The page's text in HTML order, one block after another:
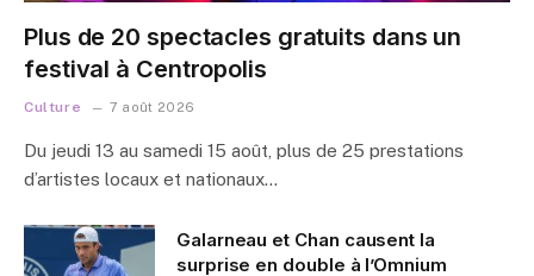
Plus de 20 spectacles gratuits dans un
festival à Centropolis
Culture 7 août 2026
Du jeudi 13 au samedi 15 août, plus de 25 prestations
d’artistes locaux et nationaux…
Galarneau et Chan causent la
surprise en double à l’Omnium